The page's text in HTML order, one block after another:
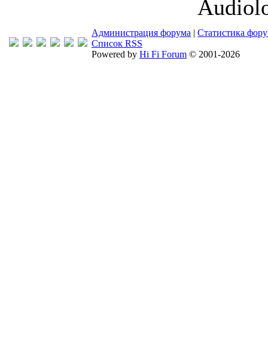
Администрация форума | Статистика
Список RSS
Powered by Hi Fi Forum © 2001-2026